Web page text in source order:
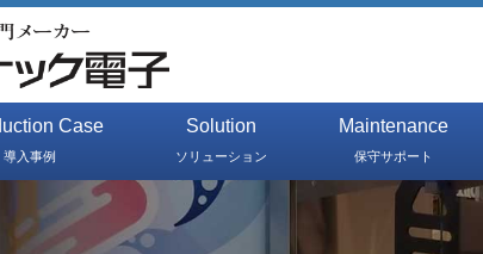
Case
導入事例
Solution
ソリューション
Maintenance
保守サポート